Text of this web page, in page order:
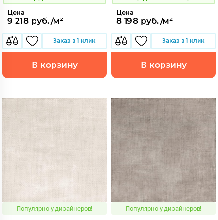
Цена
9 218 руб./м²
Заказ в 1 клик
В корзину
Цена
8 198 руб./м²
Заказ в 1 клик
В корзину
Популярно у дизайнеров! Популярно у дизайнеров!